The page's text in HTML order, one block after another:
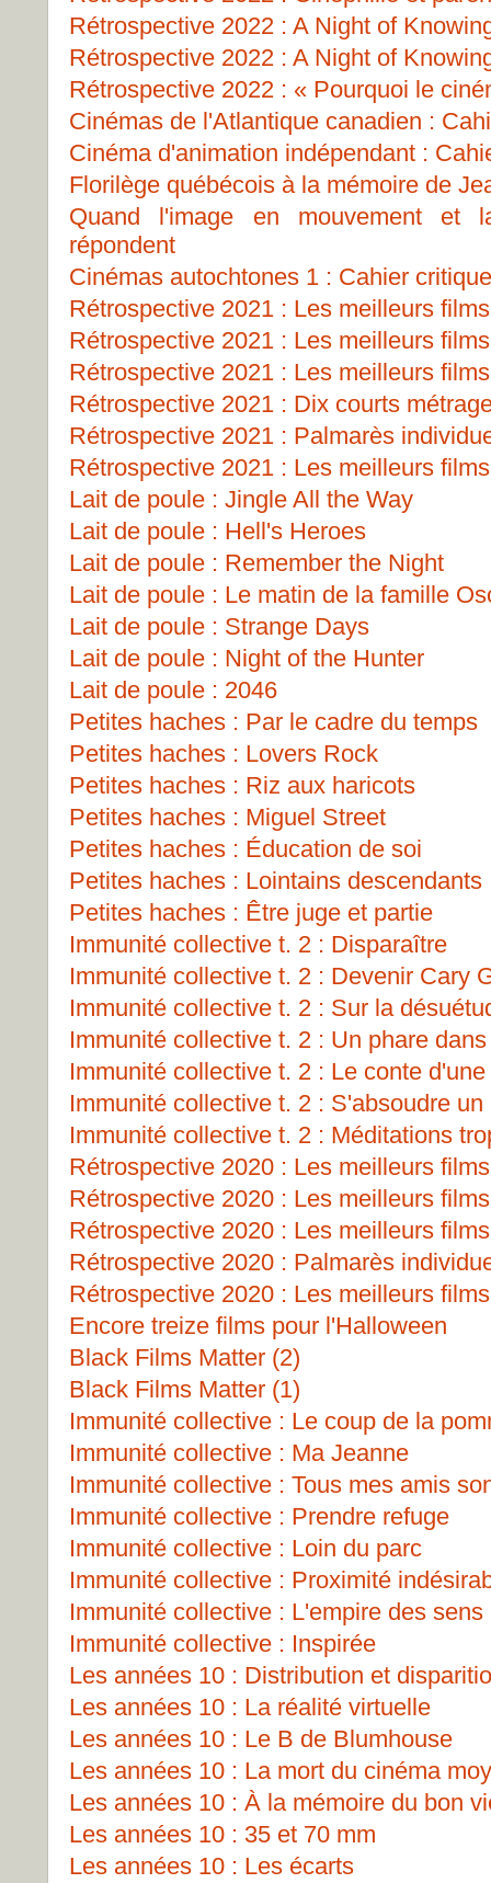
Rétrospective 2022 : A Night of
Rétrospective 2022 : A Night of
Rétrospective 2022 : « Pourquoi le
Cinémas de l'Atlantique canadien :
Cinéma d'animation indépendant :
Florilège québécois à la mémoire de
Quand l'image en mouvement et
répondent
Cinémas autochtones 1 : Cahier critique
Rétrospective 2021 : Les meilleurs
Rétrospective 2021 : Les meilleurs
Rétrospective 2021 : Les meilleurs
Rétrospective 2021 : Dix courts
Rétrospective 2021 : Palmarès
Rétrospective 2021 : Les meilleurs
Lait de poule : Jingle All the Way
Lait de poule : Hell's Heroes
Lait de poule : Remember the Night
Lait de poule : Le matin de la famille
Lait de poule : Strange Days
Lait de poule : Night of the Hunter
Lait de poule : 2046
Petites haches : Par le cadre du temps
Petites haches : Lovers Rock
Petites haches : Riz aux haricots
Petites haches : Miguel Street
Petites haches : Éducation de soi
Petites haches : Lointains descendants
Petites haches : Être juge et partie
Immunité collective t. 2 : Disparaître
Immunité collective t. 2 : Devenir Cary
Immunité collective t. 2 : Sur la
Immunité collective t. 2 : Un phare
Immunité collective t. 2 : Le conte
Immunité collective t. 2 : S'absoudre un
Immunité collective t. 2 : Méditations
Rétrospective 2020 : Les meilleurs
Rétrospective 2020 : Les meilleurs
Rétrospective 2020 : Les meilleurs
Rétrospective 2020 : Palmarès
Rétrospective 2020 : Les meilleurs
Encore treize films pour l'Halloween
Black Films Matter (2)
Black Films Matter (1)
Immunité collective : Le coup de la
Immunité collective : Ma Jeanne
Immunité collective : Tous mes amis
Immunité collective : Prendre refuge
Immunité collective : Loin du parc
Immunité collective : Proximité
Immunité collective : L'empire des sens
Immunité collective : Inspirée
Les années 10 : Distribution et
Les années 10 : La réalité virtuelle
Les années 10 : Le B de Blumhouse
Les années 10 : La mort du cinéma
Les années 10 : À la mémoire du bon
Les années 10 : 35 et 70 mm
Les années 10 : Les écarts